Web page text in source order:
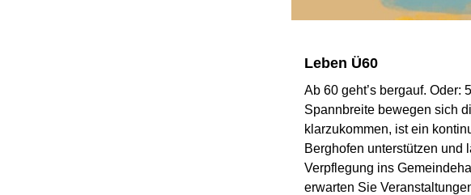
Leben Ü60
Ab 60 geht’s bergauf. Oder:
Spannbreite bewegen sich
klarzukommen, ist ein
Berghofen unterstützen und
Verpflegung ins
erwarten Sie